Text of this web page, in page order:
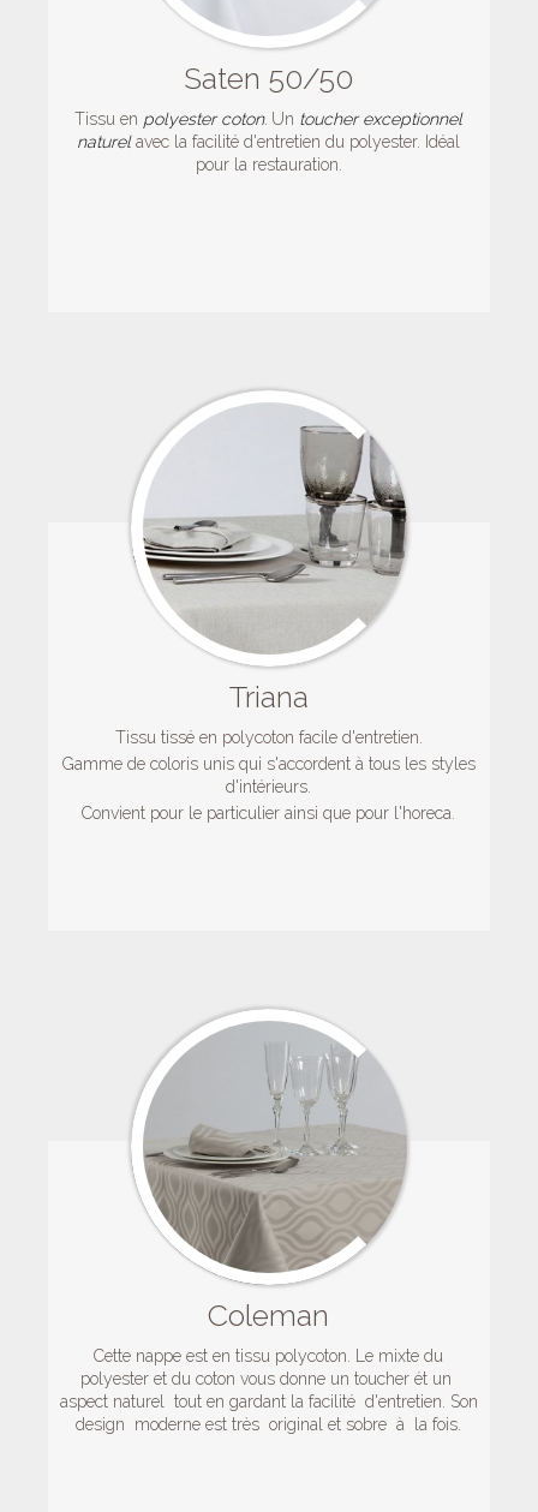
Saten 50/50
Tissu en polyester coton. Un toucher exceptionnel
naturelavec la facilité d'entretien du polyester. Idéal
pour la restauration.
Triana
Tissu tissé en polycoton facile d'entretien.
Gamme de coloris unis qui s'accordent à tous les styles
d'intérieurs.
Convient pour le particulier ainsi que pour l'horeca.
Coleman
Cette nappe est en tissu polycoton. Le mixte du
polyester et du coton vous donne un toucher ét un
aspect naturel tout en gardant la facilité d'entretien. Son
design moderne est très original et sobre à la fois.